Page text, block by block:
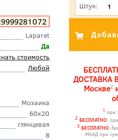
Laparet
Да
стоимость
Любой
Мозаика
60x20
глянцевая
8
Штук:
ДОСТАВКА
Москве2
1 при
2 БЕСПЛАТНО,
3 БЕСПЛАТНО,
МКАД при